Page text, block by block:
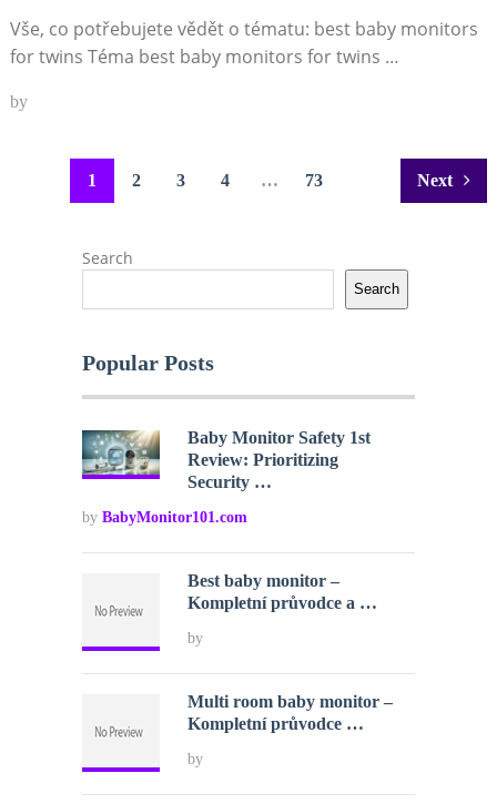
Vše, co potřebujete vědět o tématu: best baby monitors
for twins Téma best baby monitors for twins …
by
1 2 3 4 … 73 Next
Search
Search
Popular Posts
Baby Monitor Safety 1st
Review: Prioritizing
Security …
by BabyMonitor101.com
Best baby monitor –
Kompletní průvodce a …
by
Multi room baby monitor –
Kompletní průvodce …
by